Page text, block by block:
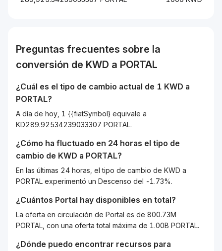
Preguntas frecuentes sobre la
conversión de KWD a PORTAL
¿Cuál es el tipo de cambio actual de 1 KWD a
PORTAL?
A día de hoy, 1 {{fiatSymbol} equivale a
KD289.92534239033307 PORTAL.
¿Cómo ha fluctuado en 24 horas el tipo de
cambio de KWD a PORTAL?
En las últimas 24 horas, el tipo de cambio de KWD a
PORTAL experimentó un Descenso del -1.73%.
¿Cuántos Portal hay disponibles en total?
La oferta en circulación de Portal es de 800.73M
PORTAL, con una oferta total máxima de 1.00B PORTAL.
¿Dónde puedo encontrar recursos para